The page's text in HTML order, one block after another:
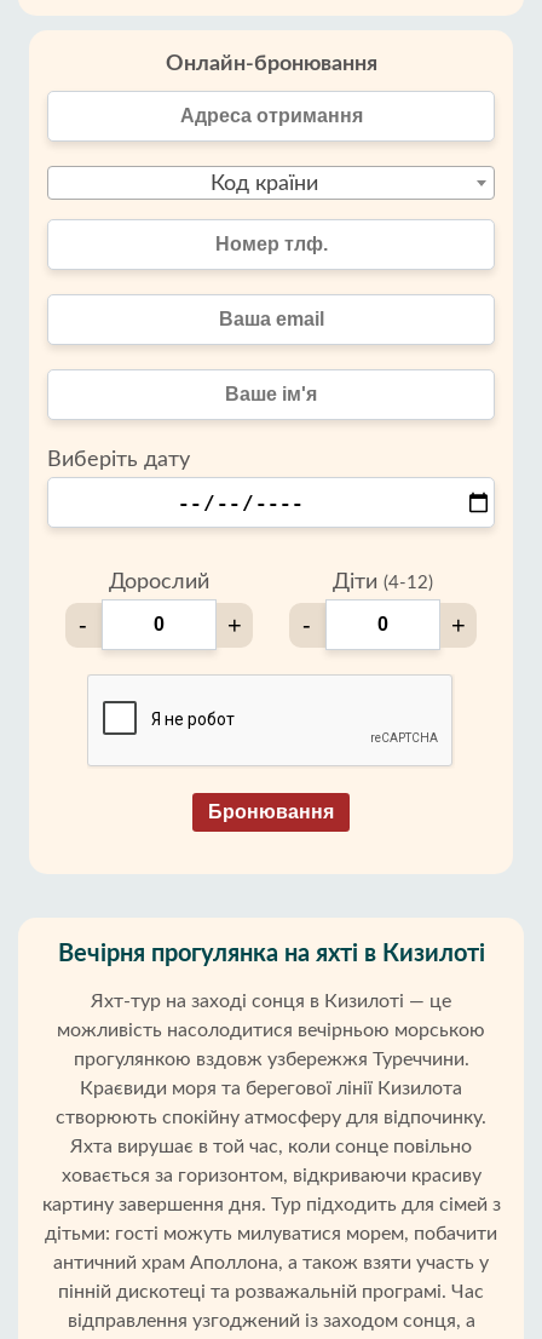
Онлайн-бронювання
Код країни
Виберіть дату
Дорослий
- +
Діти (4-12)
- +
Бронювання
Вечірня прогулянка на яхті в Кизилоті
Яхт-тур на заході сонця в Кизилоті — це
можливість насолодитися вечірньою морською
прогулянкою вздовж узбережжя Туреччини.
Краєвиди моря та берегової лінії Кизилота
створюють спокійну атмосферу для відпочинку.
Яхта вирушає в той час, коли сонце повільно
ховається за горизонтом, відкриваючи красиву
картину завершення дня. Тур підходить для сімей з
дітьми: гості можуть милуватися морем, побачити
античний храм Аполлона, а також взяти участь у
пінній дискотеці та розважальній програмі. Час
відправлення узгоджений із заходом сонця, а